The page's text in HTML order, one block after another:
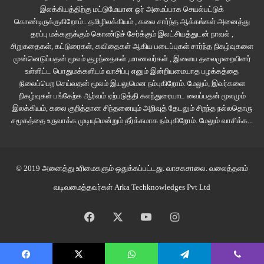
காதலுடன் இணைந்த ஆறு மாத காலக் காதல், அதன் பின்னான அத்தனை நரக
சித்ரவதையில் அழிந்தே போயிருந்தது. வறண்டு கிடக்கும் மனதில் கண்ணீர்
எங்கிருந்து வரும்?!!
“கண்ணுல ஒரு சொட்டுத் தண்ணீ இல்ல கல்லு மனசு ”
“ஒழுக்கங்கெட்ட தேவிடியா! எங்க அழுவப் போறா? ”
ஊராரின் எந்த வசையும் அவள் உடல்மொழியில் எந்த வித மாற்றத்தையும்
“ஏக்கா, நல்ல காரியத்துக்கு சாமிக்கு பூ சாட்ட போற. அவ கடையில போய்
இலக்கியத்திற்கு மட்டுமேயான ஓர் அமைப்பாக செயல்பட்டுக்
கொண்டிருக்குகிறோம்.. தமிழிலக்கியம் , கலை சார்ந்த ஆக்கங்கள் அனைத்து
தரப்பு மக்களுக்கும் கொண்டுச் சேர்க்கும் இலட்சியத்துடன் நாவல் ,
சிறுகதைகள், கட்டுரைகள், கவிதைகள் ஆகிய படைப்புகள் சார்ந்த நிகழ்வுகளை
முன்னெடுப்பதன் மூலம் குழந்தைகள் ,மாணவர்கள் , இளைய தலைமுறையினர்
உள்ளிட்ட பொதுமக்களிடம் வாசிப்பு எனும் இன்றியமையாத பழக்கத்தை
நிலைப்பெற செய்வதன் மூலம் இயலுமென நம்புகிறோம். மேலும், இவர்களை
நிகழ்வுகள் பங்கேற்க ஆர்வம் ஏற்படுத்தி கலந்துரையாட வைப்பதன் மூலமும்
இலக்கியம், கலை குறித்தான சிந்தனையும் அறிவுத் தேடலும் சிறந்த நல்லதொரு
சமூகத்தை உருவாக்க முடியுமென்றும் தீர்க்கமாக நம்புகிறோம். மேலும் வாசிக்க...
© 2019 அனைத்து உரிமைகளும் ஒதுக்கப்பட்டது. வாசகசாலை. வலைத்தளம்
வடிவமைத்தவர்கள் Arka Techknowledges Pvt Ltd
Facebook YouTubeInstagram